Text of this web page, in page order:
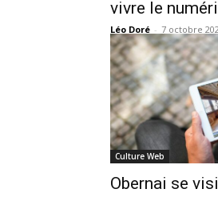
vivre le
Léo Doré - 7 octobre
Culture Web
Obernai se